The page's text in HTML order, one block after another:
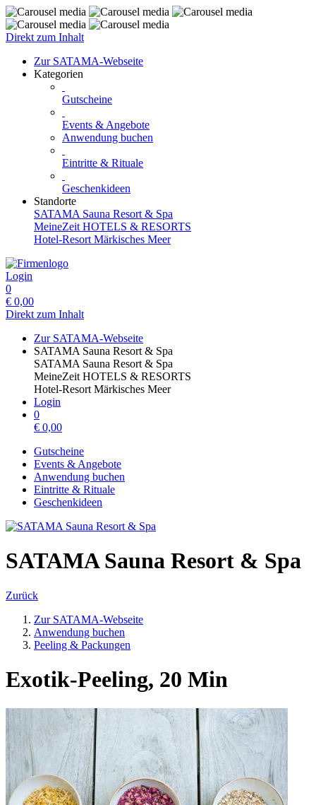
Direkt zum Inhalt
Zur SATAMA-Webseite
Kategorien
Gutscheine
Events & Angebote
Anwendung buchen
Eintritte & Rituale
Geschenkideen
Standorte
SATAMA Sauna Resort & Spa
MeineZeit HOTELS & RESORTS
Hotel-Resort Märkisches Meer
Login
0
€ 0,00
Direkt zum Inhalt
Zur SATAMA-Webseite
SATAMA Sauna Resort & Spa
SATAMA Sauna Resort & Spa
MeineZeit HOTELS & RESORTS
Hotel-Resort Märkisches Meer
Login
0
€ 0,00
Gutscheine
Events & Angebote
Anwendung buchen
Eintritte & Rituale
Geschenkideen
SATAMA Sauna Resort & Spa
Zurück
Zur SATAMA-Webseite
Anwendung buchen
Peeling & Packungen
Exotik-Peeling, 20 Min